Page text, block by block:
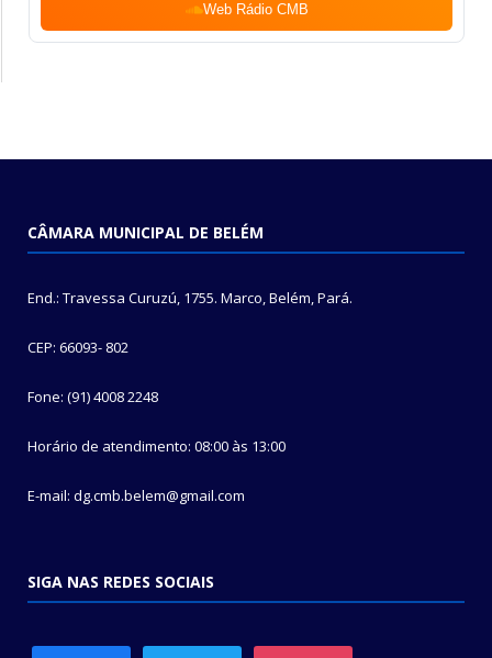
Web Rádio CMB
CÂMARA MUNICIPAL DE BELÉM
End.: Travessa Curuzú, 1755. Marco, Belém, Pará.
CEP: 66093- 802
Fone: (91) 4008 2248
Horário de atendimento: 08:00 às 13:00
E-mail: dg.cmb.belem@gmail.com
SIGA NAS REDES SOCIAIS